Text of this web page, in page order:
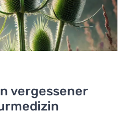
vergessener